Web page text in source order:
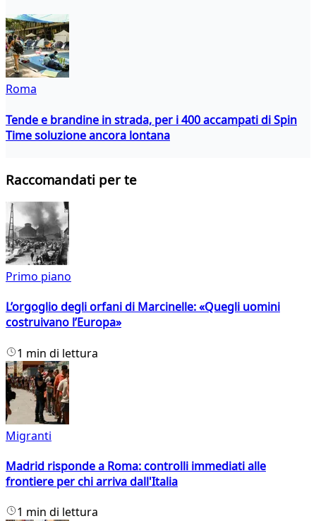
Roma
Tende e brandine in strada, per i 400 accampati di Spin
Time soluzione ancora lontana
Raccomandati per te
Primo piano
L’orgoglio degli orfani di Marcinelle: «Quegli uomini
costruivano l’Europa»
1 min di lettura
Migranti
Madrid risponde a Roma: controlli immediati alle
frontiere per chi arriva dall'Italia
1 min di lettura